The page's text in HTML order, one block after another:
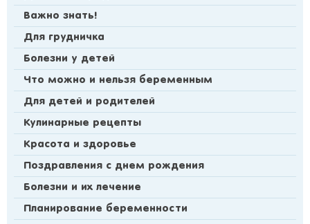
Важно знать!
Для грудничка
Болезни у детей
Что можно и нельзя беременным
Для детей и родителей
Кулинарные рецепты
Красота и здоровье
Поздравления с днем рождения
Болезни и их лечение
Планирование беременности